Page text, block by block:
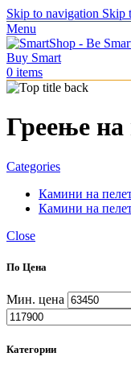
Skip to navigation Skip
Menu
0 items
Греење на
Categories
Камини на
Камини на
Close
По Цена
Мин. цена
Категории